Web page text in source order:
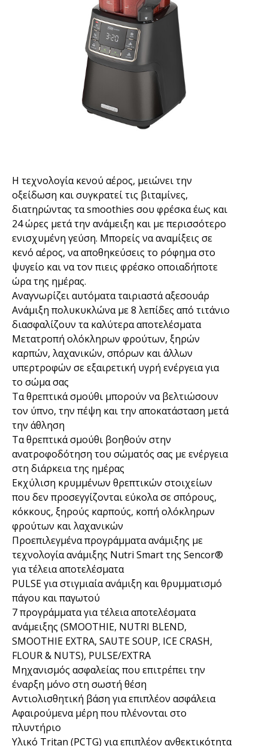
H τεχνολογία κενού αέρος, μειώνει την
οξείδωση και συγκρατεί τις βιταμίνες,
διατηρώντας τα smoothies σου φρέσκα έως και
24 ώρες μετά την ανάμειξη και με περισσότερο
ενισχυμένη γεύση. Μπορείς να αναμίξεις σε
κενό αέρος, να αποθηκεύσεις το ρόφημα στο
ψυγείο και να τον πιεις φρέσκο οποιαδήποτε
ώρα της ημέρας.
Αναγνωρίζει αυτόματα ταιριαστά αξεσουάρ
Ανάμιξη πολυκυκλώνα με 8 λεπίδες από τιτάνιο
διασφαλίζουν τα καλύτερα αποτελέσματα
Μετατροπή ολόκληρων φρούτων, ξηρών
καρπών, λαχανικών, σπόρων και άλλων
υπερτροφών σε εξαιρετική υγρή ενέργεια για
το σώμα σας
Τα θρεπτικά σμούθι μπορούν να βελτιώσουν
τον ύπνο, την πέψη και την αποκατάσταση μετά
την άθληση
Τα θρεπτικά σμούθι βοηθούν στην
ανατροφοδότηση του σώματός σας με ενέργεια
στη διάρκεια της ημέρας
Εκχύλιση κρυμμένων θρεπτικών στοιχείων
που δεν προσεγγίζονται εύκολα σε σπόρους,
κόκκους, ξηρούς καρπούς, κοπή ολόκληρων
φρούτων και λαχανικών
Προεπιλεγμένα προγράμματα ανάμιξης με
τεχνολογία ανάμιξης Nutri Smart της Sencor®
για τέλεια αποτελέσματα
PULSE για στιγμιαία ανάμιξη και θρυμματισμό
πάγου και παγωτού
7 προγράμματα για τέλεια αποτελέσματα
ανάμειξης (SMOOTHIE, NUTRI BLEND,
SMOOTHIE EXTRA, SAUTE SOUP, ICE CRASH,
FLOUR & NUTS), PULSE/EXTRA
Μηχανισμός ασφαλείας που επιτρέπει την
έναρξη μόνο στη σωστή θέση
Αντιολισθητική βάση για επιπλέον ασφάλεια
Αφαιρούμενα μέρη που πλένονται στο
πλυντήριο
Υλικό Tritan (PCTG) για επιπλέον ανθεκτικότητα